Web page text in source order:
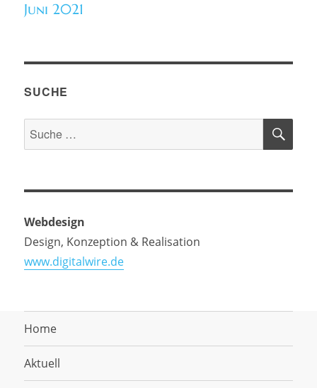
Juni 2021
SUCHE
Suche
nach:
Webdesign
Design, Konzeption & Realisation
www.digitalwire.de
Home
Aktuell